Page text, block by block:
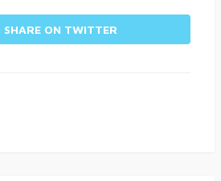
SHARE ON TWITTER